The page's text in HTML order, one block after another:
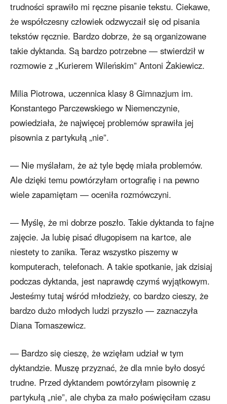
trudności sprawiło mi ręczne pisanie tekstu. Ciekawe,
że współczesny człowiek odzwyczaił się od pisania
tekstów ręcznie. Bardzo dobrze, że są organizowane
takie dyktanda. Są bardzo potrzebne — stwierdził w
rozmowie z „Kurierem Wileńskim” Antoni Żakiewicz.
Milia Piotrowa, uczennica klasy 8 Gimnazjum im.
Konstantego Parczewskiego w Niemenczynie,
powiedziała, że najwięcej problemów sprawiła jej
pisownia z partykułą „nie”.
— Nie myślałam, że aż tyle będę miała problemów.
Ale dzięki temu powtórzyłam ortografię i na pewno
wiele zapamiętam — oceniła rozmówczyni.
— Myślę, że mi dobrze poszło. Takie dyktanda to fajne
zajęcie. Ja lubię pisać długopisem na kartce, ale
niestety to zanika. Teraz wszystko piszemy w
komputerach, telefonach. A takie spotkanie, jak dzisiaj
podczas dyktanda, jest naprawdę czymś wyjątkowym.
Jesteśmy tutaj wśród młodzieży, co bardzo cieszy, że
bardzo dużo młodych ludzi przyszło — zaznaczyła
Diana Tomaszewicz.
— Bardzo się cieszę, że wzięłam udział w tym
dyktandzie. Muszę przyznać, że dla mnie było dosyć
trudne. Przed dyktandem powtórzyłam pisownię z
partykułą „nie”, ale chyba za mało poświęciłam czasu